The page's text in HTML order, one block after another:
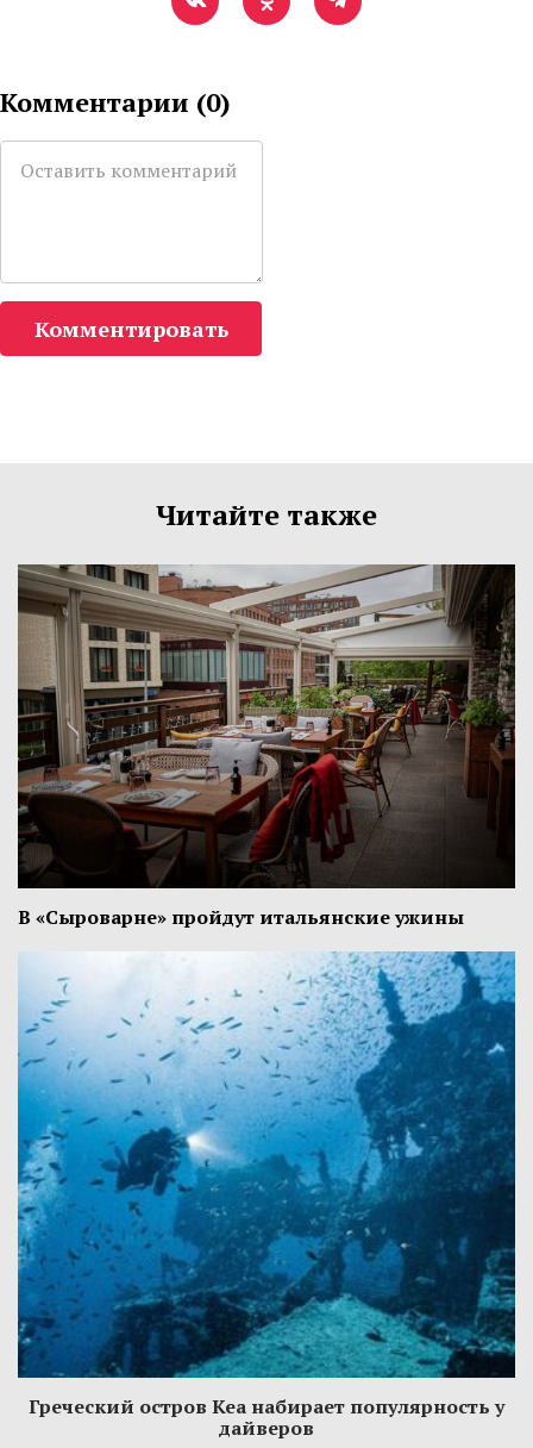
Комментарии (0)
Комментировать
Читайте также
В «Сыроварне» пройдут итальянские ужины
Греческий остров Кеа набирает популярность у
дайверов